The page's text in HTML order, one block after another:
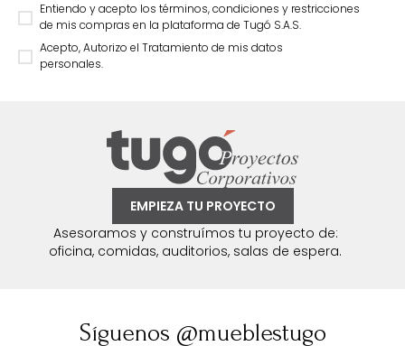
Entiendo y acepto los términos, condiciones y restricciones
de mis compras en la plataforma de Tugó S.A.S.
Acepto, Autorizo el Tratamiento de mis datos
personales.
EMPIEZA TU PROYECTO
Asesoramos y construímos tu proyecto de:
oficina, comidas, auditorios, salas de espera.
Síguenos @mueblestugo